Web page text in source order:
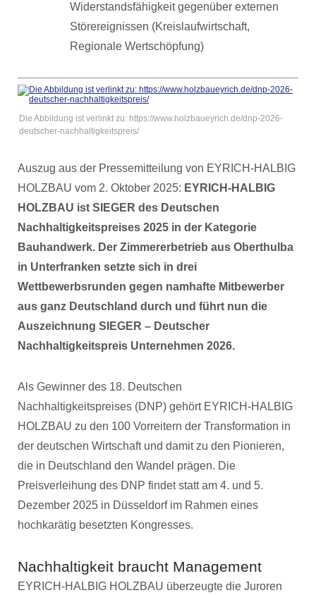
Widerstandsfähigkeit gegenüber externen
Störereignissen (Kreislaufwirtschaft,
Regionale Wertschöpfung)
Die Abbildung ist verlinkt zu: https://www.holzbaueyrich.de/dnp-2026-
deutscher-nachhaltigkeitspreis/
Auszug aus der Pressemitteilung von EYRICH-HALBIG
HOLZBAU vom 2. Oktober 2025: EYRICH-HALBIG
HOLZBAU ist SIEGER des Deutschen
Nachhaltigkeitspreises 2025 in der Kategorie
Bauhandwerk. Der Zimmererbetrieb aus Oberthulba
in Unterfranken setzte sich in drei
Wettbewerbsrunden gegen namhafte Mitbewerber
aus ganz Deutschland durch und führt nun die
Auszeichnung SIEGER – Deutscher
Nachhaltigkeitspreis Unternehmen 2026.
Als Gewinner des 18. Deutschen
Nachhaltigkeitspreises (DNP) gehört EYRICH-HALBIG
HOLZBAU zu den 100 Vorreitern der Transformation in
der deutschen Wirtschaft und damit zu den Pionieren,
die in Deutschland den Wandel prägen. Die
Preisverleihung des DNP findet statt am 4. und 5.
Dezember 2025 in Düsseldorf im Rahmen eines
hochkarätig besetzten Kongresses.
Nachhaltigkeit braucht Management
EYRICH-HALBIG HOLZBAU überzeugte die Juroren